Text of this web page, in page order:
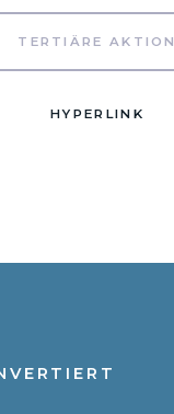
TERTIÄRE AKTION
HYPERLINK